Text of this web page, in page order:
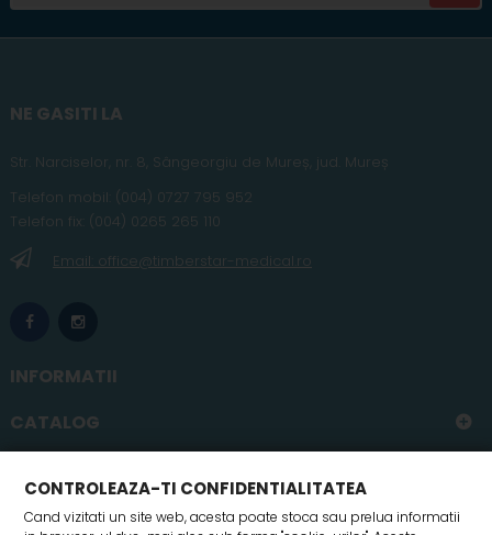
NE GASITI LA
Str. Narciselor, nr. 8, Sângeorgiu de Mureș jud . Mureș
Telefon mobil (004) 0727 795 952
Telefon fix: (004) 0265 265 110
Email: office@timberstar-medical.ro
INFORMATII
CATALOG
CONTROLEAZA-TI CONFIDENTIALITATEA
Cand vizitati un site web, acesta poate stoca sau prelua informatii